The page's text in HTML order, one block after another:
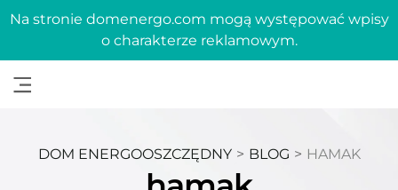
Na stronie domenergo.com mogą występować wpisy
o charakterze reklamowym.
DOM ENERGOOSZCZĘDNY > BLOG > HAMAK